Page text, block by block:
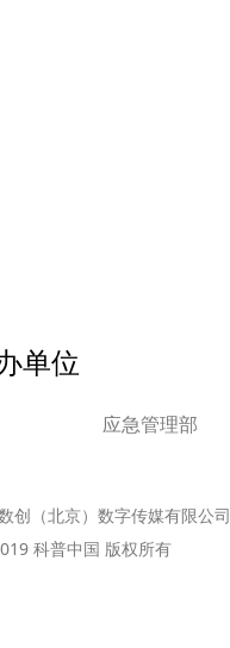
单位
应急管理部
创（北京）数字传媒有限公司
科普中国 版权所有